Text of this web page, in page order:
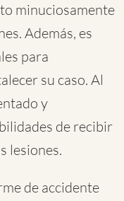
minuciosamente
Además, es
para
su caso. Al
y
de recibir
lesiones.
de accidente